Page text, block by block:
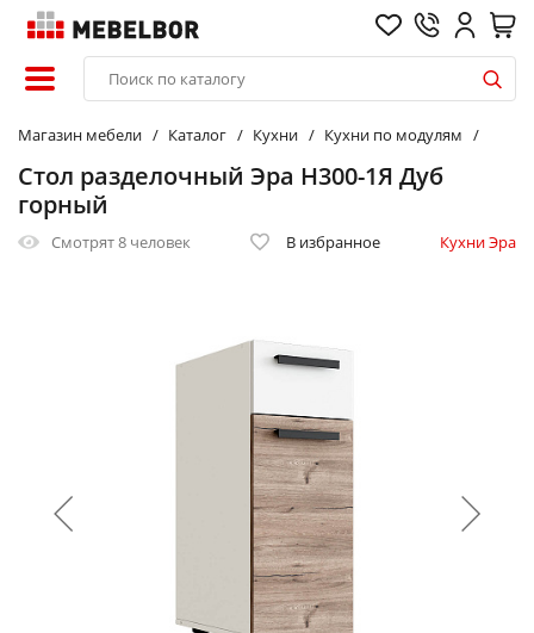
Магазин мебели Каталог Кухни Кухни по модулям
Стол разделочный Эра Н300-1Я Дуб
горный
Смотрят8 человек В избранное Кухни Эра